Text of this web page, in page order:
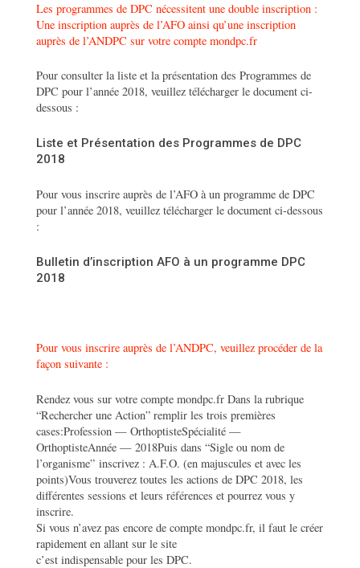
Les programmes de DPC nécessitent une double inscription :
Une inscription auprès de l’AFO ainsi qu’une inscription
auprès de l’ANDPC sur votre compte mondpc.fr
Pour consulter la liste et la présentation des Programmes de
DPC pour l’année 2018, veuillez télécharger le document ci-
dessous :
Liste et Présentation des Programmes de DPC
2018
Pour vous inscrire auprès de l’AFO à un programme de DPC
pour l’année 2018, veuillez télécharger le document ci-dessous
:
Bulletin d’inscription AFO à un programme DPC
2018
Pour vous inscrire auprès de l’ANDPC, veuillez procéder de la
façon suivante :
Rendez vous sur votre compte mondpc.fr Dans la rubrique
“Rechercher une Action” remplir les trois premières
cases:Profession — OrthoptisteSpécialité —
OrthoptisteAnnée — 2018Puis dans “Sigle ou nom de
l’organisme” inscrivez : A.F.O. (en majuscules et avec les
points)Vous trouverez toutes les actions de DPC 2018, les
différentes sessions et leurs références et pourrez vous y
inscrire.
Si vous n’avez pas encore de compte mondpc.fr, il faut le créer
rapidement en allant sur le site
c’est indispensable pour les DPC.